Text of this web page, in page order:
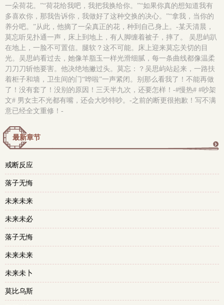
一朵荷花。”“荷花给我吧，我把我换给你。”“如果你真的想知道我有
多喜欢你，那我告诉你，我做好了这种交换的决心。”“拿我，当你的
养分吧。”从此，他摘了一朵真正的花，种到自己身上。-某天清晨，
莫忘听见扑通一声，床上到地上，有人脚缠着被子，摔了。 吴思屿趴
在地上，一脸不可置信。腿软？这不可能。床上迎来莫忘关切的目
光。吴思屿看过去，她像羊脂玉一样光滑细腻，每一条曲线都像温柔
刀刀刀斩他要害。他决绝地撇过头。莫忘：？吴思屿站起来，一路扶
着柜子和墙，卫生间的门“哗啦”一声紧闭。别那么看我了！不能再做
了！没有套了！没别的原因！三天半九次，还要怎样！-#慢热# #吵架
文# 男女主不光都有嘴，还会大吵特吵。-之前的断更很抱歉！写不满
意已经全文重修！-
最新章节
戒断反应
落子无悔
未来未来
未来未必
落子无悔
未来未来
未来未卜
莫比乌斯